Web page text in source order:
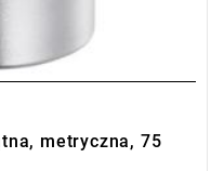
metryczna, 75